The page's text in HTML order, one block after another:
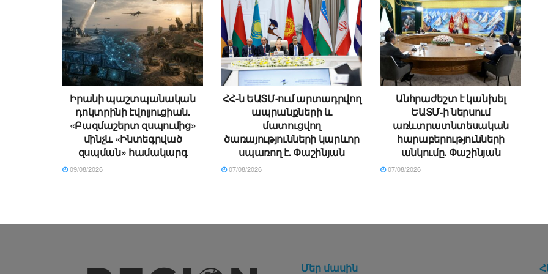
Իրանի պաշտպանական
դոկտրինի էվոլյուցիան.
«Բազմաշերտ զսպումից»
մինչև «Ինտեգրված
զսպման» համակարգ
09/08/2026
ՀՀ-ն ԵԱՏՄ-ում արտադրվող
ապրանքների և
մատուցվող
ծառայությունների կարևոր
սպառող է. Փաշինյան
07/08/2026
Անհրաժեշտ է կանխել
ԵԱՏՄ-ի ներսում
առևտրատնտեսական
հարաբերությունների
անկումը. Փաշինյան
07/08/2026
Մեր մասին